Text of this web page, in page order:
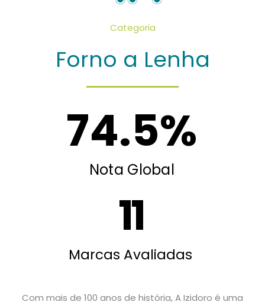
Categoria
Forno a Lenha
Nota Global
74.5%
Marcas Avaliadas
11
Com mais de 100 anos de história, A Izidoro é uma